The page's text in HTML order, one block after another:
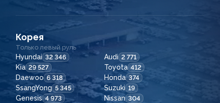
Корея
Только левый руль
Hyundai 32 346 Audi 2 771
Kia 29 527 Toyota 412
Daewoo 6 318 Honda 374
SsangYong 5 345 Suzuki 19
Genesis 4 973 Nissan 304